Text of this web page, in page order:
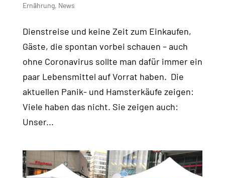
Ernährung, News
Dienstreise und keine Zeit zum Einkaufen,
Gäste, die spontan vorbei schauen – auch
ohne Coronavirus sollte man dafür immer ein
paar Lebensmittel auf Vorrat haben. Die
aktuellen Panik- und Hamsterkäufe zeigen:
Viele haben das nicht. Sie zeigen auch:
Unser...